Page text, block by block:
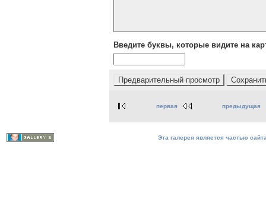
Введите буквы, которые видите на
первая предыдущая
Эта галерея является частью